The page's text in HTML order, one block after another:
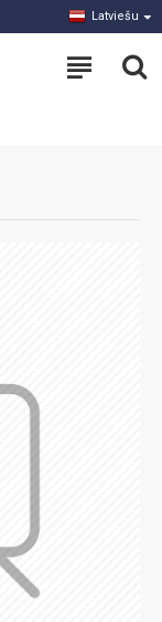
Latviešu